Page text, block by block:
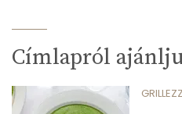
Címlapról